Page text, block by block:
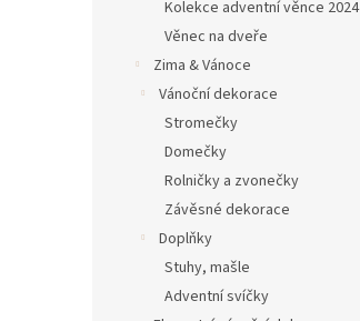
Kolekce adventní věnce 2024
Věnec na dveře
Zima & Vánoce
Vánoční dekorace
Stromečky
Domečky
Rolničky a zvonečky
Závěsné dekorace
Doplňky
Stuhy, mašle
Adventní svíčky